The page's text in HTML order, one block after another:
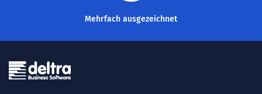
Mehrfach ausgezeichnet